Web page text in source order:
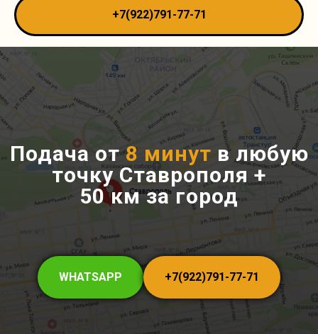
+7(922)791-77-71
Подача от8 минутв любую
точку Ставрополя +
50 км за город
WHATSAPP +7(922)791-77-71